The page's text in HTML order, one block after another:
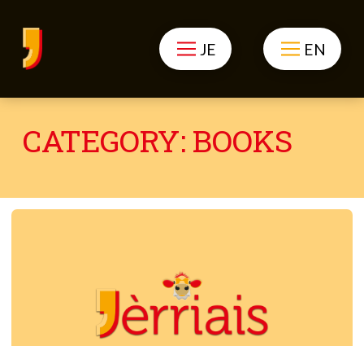
JE EN
CATEGORY: BOOKS